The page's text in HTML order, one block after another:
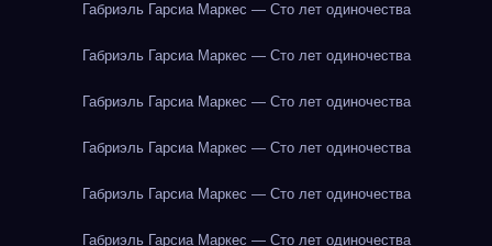
Габриэль Гарсиа Маркес — Сто лет одиночества
Габриэль Гарсиа Маркес — Сто лет одиночества
Габриэль Гарсиа Маркес — Сто лет одиночества
Габриэль Гарсиа Маркес — Сто лет одиночества
Габриэль Гарсиа Маркес — Сто лет одиночества
Габриэль Гарсиа Маркес — Сто лет одиночества